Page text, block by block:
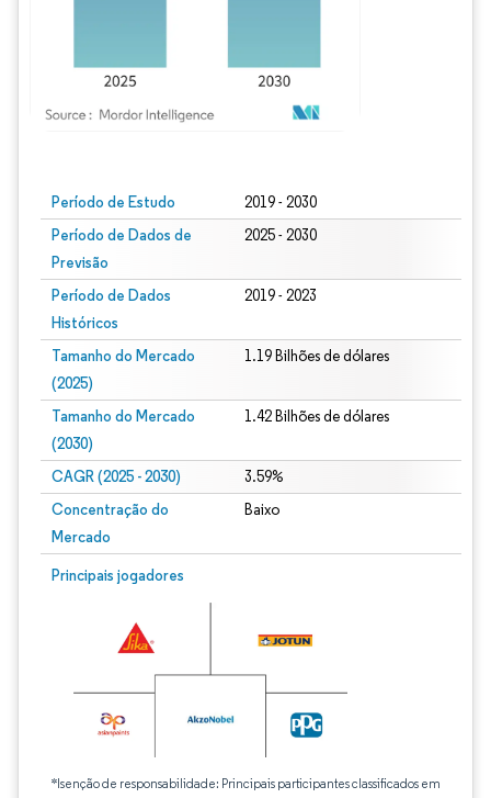
Período de Estudo 2019 - 2030
Período de Dados de
Previsão
2025 - 2030
Período de Dados
Históricos
2019 - 2023
Tamanho do Mercado
(2025)
1.19 Bilhões de dólares
Tamanho do Mercado
(2030)
1.42 Bilhões de dólares
CAGR (2025 - 2030) 3.59%
Concentração do
Mercado
Baixo
Principais jogadores
*Isenção de responsabilidade: Principais participantes classificados em